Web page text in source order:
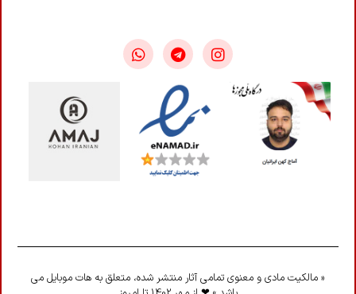
« مالکیت مادی و معنوی تمامی آثار منتشر شده، متعلق به هات موبایل می